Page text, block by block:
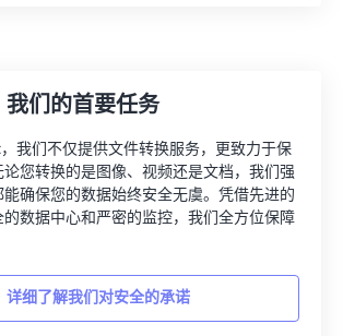
们的首要任务
我们不仅提供文件转换服务，更致力于保
您转换的是图像、视频还是文档，我们强
确保您的数据始终安全无虞。凭借先进的
数据中心和严密的监控，我们全方位保障
详细了解我们对安全的承诺